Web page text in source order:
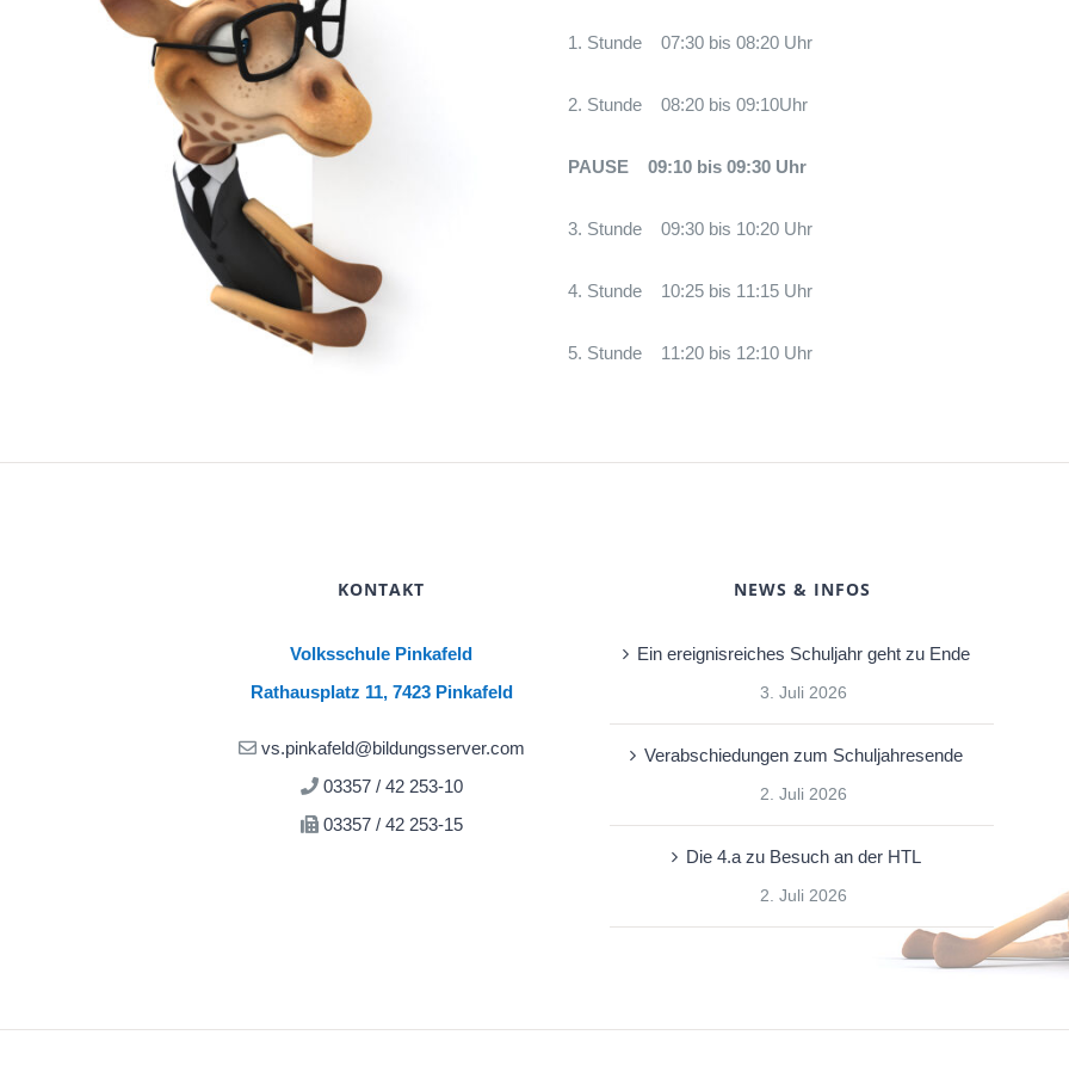
1. Stunde 07:30 bis 08:20 Uhr
2. Stunde 08:20 bis 09:10Uhr
PAUSE 09:10 bis 09:30 Uhr
3. Stunde 09:30 bis 10:20 Uhr
4. Stunde 10:25 bis 11:15 Uhr
5. Stunde 11:20 bis 12:10 Uhr
KONTAKT
Volksschule Pinkafeld
Rathausplatz 11, 7423 Pinkafeld
vs.pinkafeld@bildungsserver.com
03357 / 42 253-10
03357 / 42 253-15
NEWS & INFOS
Ein ereignisreiches Schuljahr geht zu Ende
3. Juli 2026
Verabschiedungen zum Schuljahresende
2. Juli 2026
Die 4.a zu Besuch an der HTL
2. Juli 2026